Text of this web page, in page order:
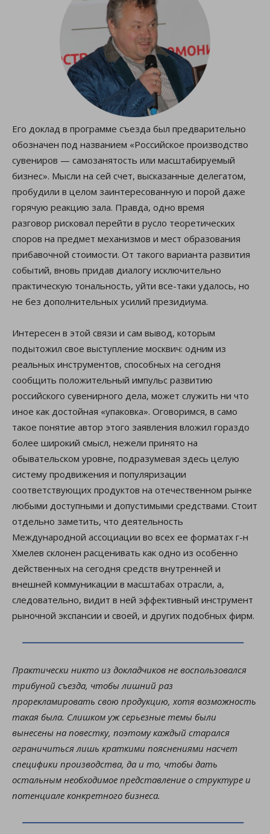
Его доклад в программе съезда был предварительно
обозначен под названием «Российское производство
сувениров — самозанятость или масштабируемый
бизнес». Мысли на сей счет, высказанные делегатом,
пробудили в целом заинтересованную и порой даже
горячую реакцию зала. Правда, одно время
разговор рисковал перейти в русло теоретических
споров на предмет механизмов и мест образования
прибавочной стоимости. От такого варианта развития
событий, вновь придав диалогу исключительно
практическую тональность, уйти все-таки удалось, но
не без дополнительных усилий президиума.
Интересен в этой связи и сам вывод, которым
подытожил свое выступление москвич: одним из
реальных инструментов, способных на сегодня
сообщить положительный импульс развитию
российского сувенирного дела, может служить ни что
иное как достойная «упаковка». Оговоримся, в само
такое понятие автор этого заявления вложил гораздо
более широкий смысл, нежели принято на
обывательском уровне, подразумевая здесь целую
систему продвижения и популяризации
соответствующих продуктов на отечественном рынке
любыми доступными и допустимыми средствами. Стоит
отдельно заметить, что деятельность
Международной ассоциации во всех ее форматах г-н
Хмелев склонен расценивать как одно из особенно
действенных на сегодня средств внутренней и
внешней коммуникации в масштабах отрасли, а,
следовательно, видит в ней эффективный инструмент
рыночной экспансии и своей, и других подобных фирм.
Практически никто из докладчиков не воспользовался
трибуной съезда, чтобы лишний раз
прорекламировать свою продукцию, хотя возможность
такая была. Слишком уж серьезные темы были
вынесены на повестку, поэтому каждый старался
ограничиться лишь краткими пояснениями насчет
специфики производства, да и то, чтобы дать
остальным необходимое представление о структуре и
потенциале конкретного бизнеса.